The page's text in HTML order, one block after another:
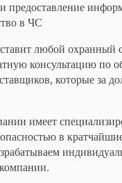
предоставление
в ЧС
любой охранный
консультацию
которые за
имеет
в